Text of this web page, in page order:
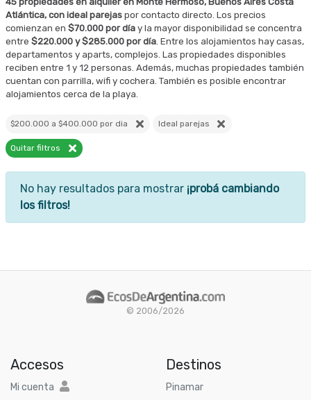
Atlántica, con ideal parejas por contacto directo. Los precios
comienzan en $70.000 por día y la mayor disponibilidad se concentra
entre $220.000 y $285.000 por día. Entre los alojamientos hay casas,
departamentos y aparts, complejos. Las propiedades disponibles
reciben entre 1 y 12 personas. Además, muchas propiedades también
cuentan con parrilla, wifi y cochera. También es posible encontrar
alojamientos cerca de la playa.
$200.000 a $400.000 por dia Ideal parejas
Quitar filtros
No hay resultados para mostrar ¡probá cambiando
los filtros!
© 2006/2026
Accesos
Mi cuenta
Destinos
Pinamar